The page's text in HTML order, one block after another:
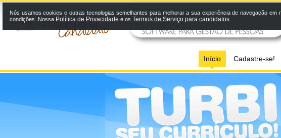
Início Cadastre-se!
Nós usamos cookies e outras tecnologias semelhantes para melhorar a sua experiência de navegação
condições. Nossa Política de Privacidade e os Termos de Serviço para candidatos